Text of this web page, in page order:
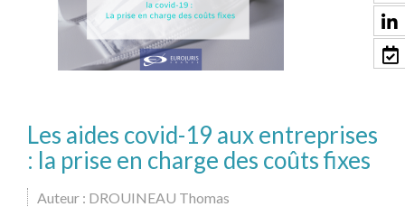
Les aides covid-19 aux entreprises
: la prise en charge des coûts fixes
Auteur : DROUINEAU Thomas